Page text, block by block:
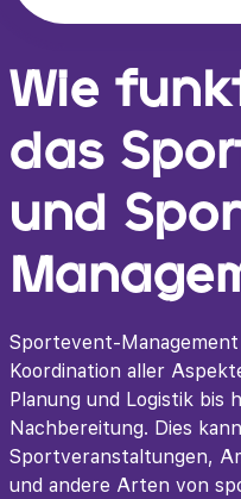
Wie
das
und
Sportevent-
Koordination aller
Planung und Logistik bis
Nachbereitung. Dies
Sportveranstaltungen,
und andere Arten von